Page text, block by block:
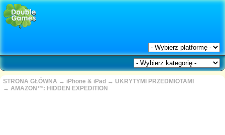
STRONA GŁÓWNA → iPhone & iPad → UKRYTYMI PRZEDMIOTAMI
→ AMAZON™: HIDDEN EXPEDITION